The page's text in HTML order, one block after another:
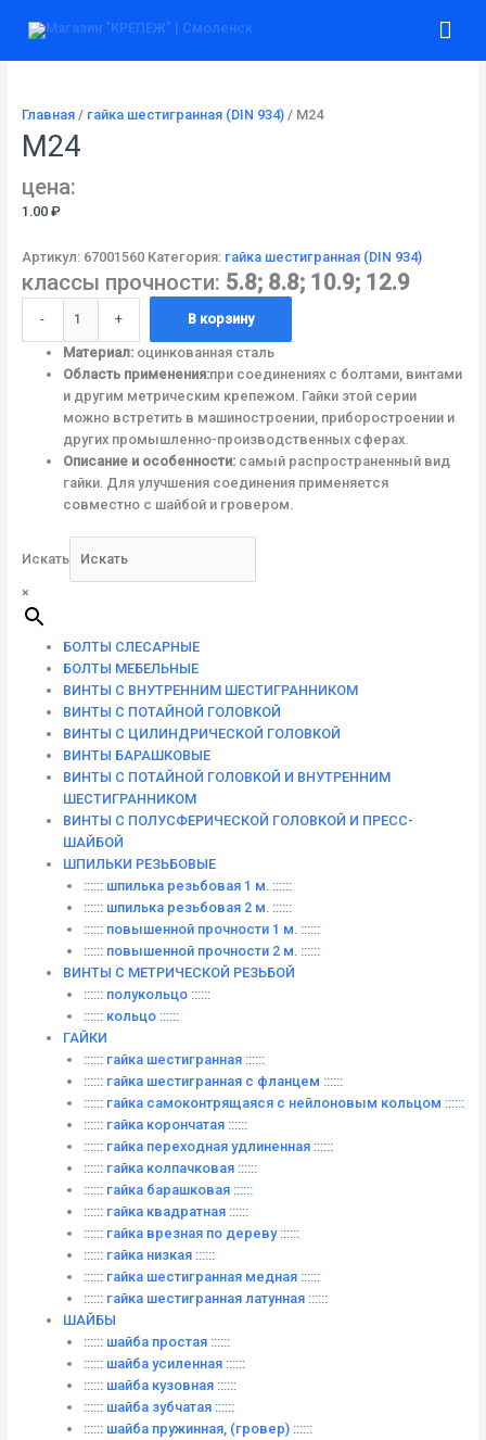
Главная/ гайка шестигранная (DIN 934)/ М24
М24
цена:
1.00 ₽
Артикул: 67001560 Категория: гайка шестигранная (DIN 934)
классы прочности: 5.8; 8.8; 10.9; 12.9
-
товара
+ В корзину
Материал:оцинкованная сталь
Область применения:при соединениях с болтами, винтами
и другим метрическим крепежом. Гайки этой серии
можно встретить в машиностроении, приборостроении и
других промышленно-производственных сферах.
Описание и особенности:самый распространенный вид
гайки. Для улучшения соединения применяется
совместно с шайбой и гровером.
Искать
×
БОЛТЫ СЛЕСАРНЫЕ
БОЛТЫ МЕБЕЛЬНЫЕ
ВИНТЫ С ВНУТРЕННИМ ШЕСТИГРАННИКОМ
ВИНТЫ С ПОТАЙНОЙ ГОЛОВКОЙ
ВИНТЫ С ЦИЛИНДРИЧЕСКОЙ ГОЛОВКОЙ
ВИНТЫ БАРАШКОВЫЕ
ВИНТЫ С ПОТАЙНОЙ ГОЛОВКОЙ И ВНУТРЕННИМ
ШЕСТИГРАННИКОМ
ВИНТЫ С ПОЛУСФЕРИЧЕСКОЙ ГОЛОВКОЙ И ПРЕСС-
ШАЙБОЙ
ШПИЛЬКИ РЕЗЬБОВЫЕ
:::::: шпилька резьбовая 1 м. ::::::
:::::: шпилька резьбовая 2 м. ::::::
:::::: повышенной прочности 1 м. ::::::
:::::: повышенной прочности 2 м. ::::::
ВИНТЫ C МЕТРИЧЕСКОЙ РЕЗЬБОЙ
:::::: полукольцо ::::::
:::::: кольцо ::::::
ГАЙКИ
:::::: гайка шестигранная ::::::
:::::: гайка шестигранная с фланцем ::::::
:::::: гайка самоконтрящаяся с нейлоновым кольцом ::::::
:::::: гайка корончатая ::::::
:::::: гайка переходная удлиненная ::::::
:::::: гайка колпачковая ::::::
:::::: гайка барашковая ::::::
:::::: гайка квадратная ::::::
:::::: гайка врезная по дереву ::::::
:::::: гайка низкая ::::::
:::::: гайка шестигранная медная ::::::
:::::: гайка шестигранная латунная ::::::
ШАЙБЫ
:::::: шайба простая ::::::
:::::: шайба усиленная ::::::
:::::: шайба кузовная ::::::
:::::: шайба зубчатая ::::::
:::::: шайба пружинная, (гровер) ::::::